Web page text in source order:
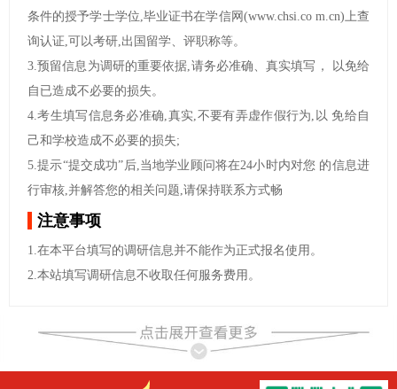
条件的授予学士学位,毕业证书在学信网(www.chsi.co m.cn)上查
询认证,可以考研,出国留学、评职称等。
3.预留信息为调研的重要依据,请务必准确、真实填写， 以免给
自已造成不必要的损失。
4.考生填写信息务必准确,真实,不要有弄虚作假行为,以 免给自
己和学校造成不必要的损失;
5.提示“提交成功”后,当地学业顾问将在24小时内对您 的信息进
行审核,并解答您的相关问题,请保持联系方式畅
注意事项
1.在本平台填写的调研信息并不能作为正式报名使用。
2.本站填写调研信息不收取任何服务费用。